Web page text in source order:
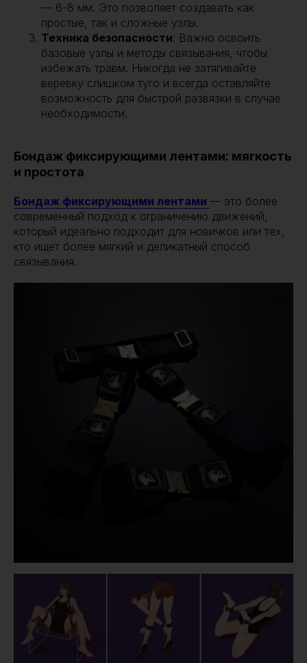
— 6-8 мм. Это позволяет создавать как
простые, так и сложные узлы.
Техника безопасности: Важно освоить
базовые узлы и методы связывания, чтобы
избежать травм. Никогда не затягивайте
веревку слишком туго и всегда оставляйте
возможность для быстрой развязки в случае
необходимости.
Бондаж фиксирующими лентами: мягкость
и простота
Бондаж фиксирующими лентами — это более
современный подход к ограничению движений,
который идеально подходит для новичков или тех,
кто ищет более мягкий и деликатный способ
связывания.